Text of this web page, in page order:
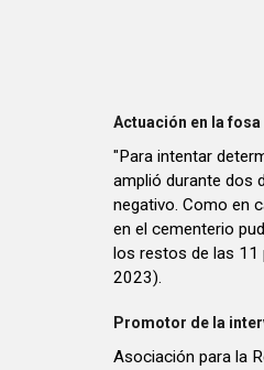
Actuación en la fosa
"Para intentar
amplió durante dos
negativo. Como en
en el cementerio
los restos de las 11
2023).
Promotor de la
Asociación para la